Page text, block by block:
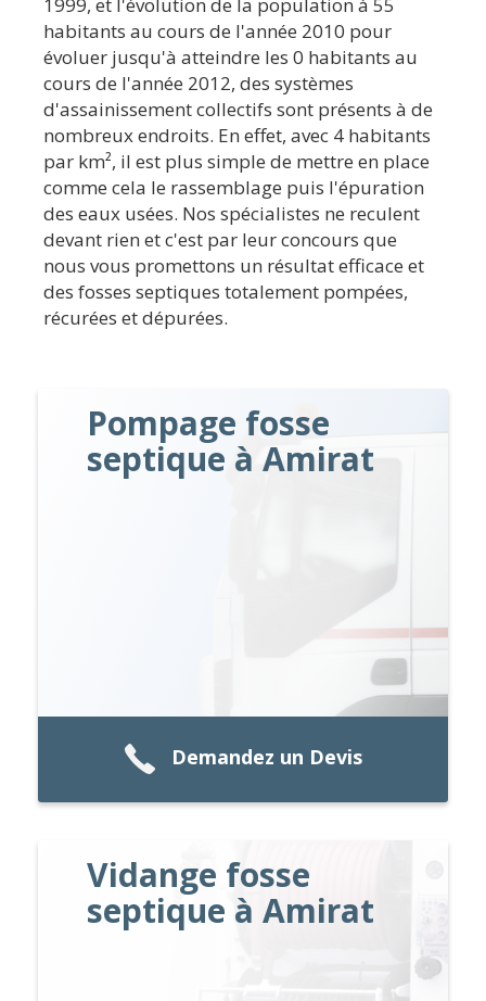
habitants au cours de l'année 2010 pour
évoluer jusqu'à atteindre les 0 habitants au
cours de l'année 2012, des systèmes
d'assainissement collectifs sont présents à de
nombreux endroits. En effet, avec 4 habitants
par km², il est plus simple de mettre en place
comme cela le rassemblage puis l'épuration
des eaux usées. Nos spécialistes ne reculent
devant rien et c'est par leur concours que
nous vous promettons un résultat efficace et
des fosses septiques totalement pompées,
récurées et dépurées.
Pompage fosse
septique à Amirat
Demandez un Devis
Vidange fosse
septique à Amirat